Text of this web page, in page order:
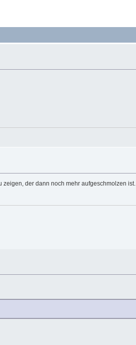
der dann noch mehr aufgeschmolzen ist.